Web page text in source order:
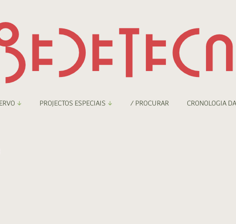
Comicarte
PROJECTOS ESPECIAIS / PROCURAR CRONOLOGIA